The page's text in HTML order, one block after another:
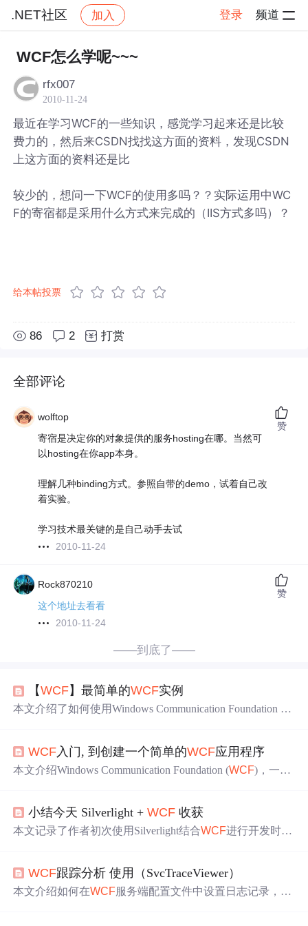
.NET社区 加入 登录 频道
社区 .NET社区
WCF怎么学呢~~~
rfx007
2010-11-24
最近在学习WCF的一些知识，感觉学习起来还是比较
费力的，然后来CSDN找找这方面的资料，发现CSDN
上这方面的资料还是比
较少的，想问一下WCF的使用多吗？？实际运用中WC
F的寄宿都是采用什么方式来完成的（IIS方式多吗）？
给本帖投票
86 2 打赏
全部评论
wolftop
寄宿是决定你的对象提供的服务hosting在哪。当然可
以hosting在你app本身。
理解几种binding方式。参照自带的demo，试着自己改
着实验。
学习技术最关键的是自己动手去试
2010-11-24
赞
Rock870210
这个地址去看看
2010-11-24
赞
——到底了——
【WCF】最简单的WCF实例
本文介绍了如何使用Windows Communication Foundation (W
WCF 入门, 到创建一个简单的WCF应用程序
本文介绍Windows Communication Foundation (WCF)，一种
务，包括服务接口、实现类、数据合同、服务合同等内
容。
小结今天 Silverlight +WCF 收获
本文记录了作者初次使用Silverlight结合WCF进行开发时的
P Activation和Non-HTTP Activation功能，并解决了Service
1.svc调用失败的问题。此外，还提到了可能存在的Persente
WCF跟踪分析 使用（SvcTraceViewer）
本文介绍如何在WCF服务端配置文件中设置日志记录，包